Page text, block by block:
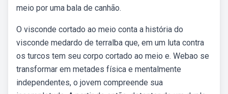
meio por uma bala de canhão.
O visconde cortado ao meio conta a história do
visconde medardo de terralba que, em um luta contra
os turcos tem seu corpo cortado ao meio e. Webao se
transformar em metades física e mentalmente
independentes, o jovem compreende sua